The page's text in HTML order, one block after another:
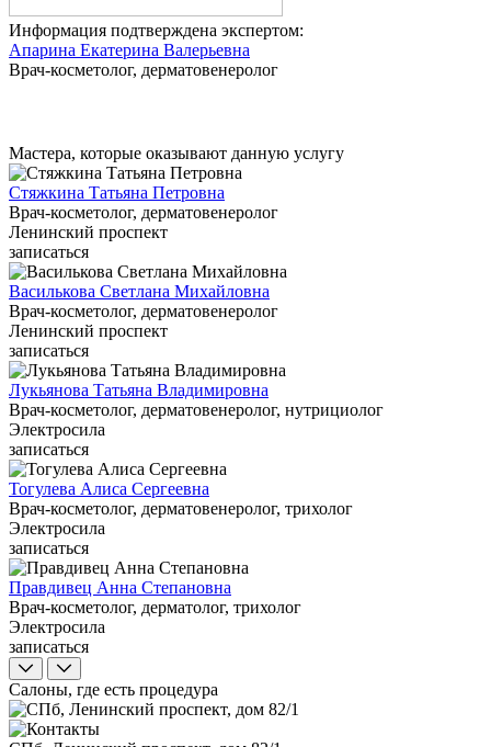
Информация подтверждена экспертом:
Апарина Екатерина Валерьевна
Врач-косметолог, дерматовенеролог
Мастера, которые оказывают данную услугу
Стяжкина Татьяна Петровна
Врач-косметолог, дерматовенеролог
Ленинский проспект
записаться
Василькова Светлана Михайловна
Врач-косметолог, дерматовенеролог
Ленинский проспект
записаться
Лукьянова Татьяна Владимировна
Врач-косметолог, дерматовенеролог, нутрициолог
Электросила
записаться
Тогулева Алиса Сергеевна
Врач-косметолог, дерматовенеролог, трихолог
Электросила
записаться
Правдивец Анна Степановна
Врач-косметолог, дерматолог, трихолог
Электросила
записаться
Салоны, где есть процедура